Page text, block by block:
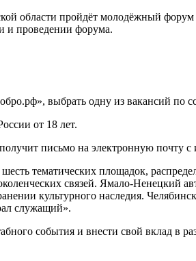
области пройдёт молодёжный
и проведении форума.
выбрать одну из вакансий по
от 18 лет.
письмо на электронную почту с
тематических площадок,
связей. Ямало-Ненецкий
культурного наследия.
служащий».
события и внести свой вклад в